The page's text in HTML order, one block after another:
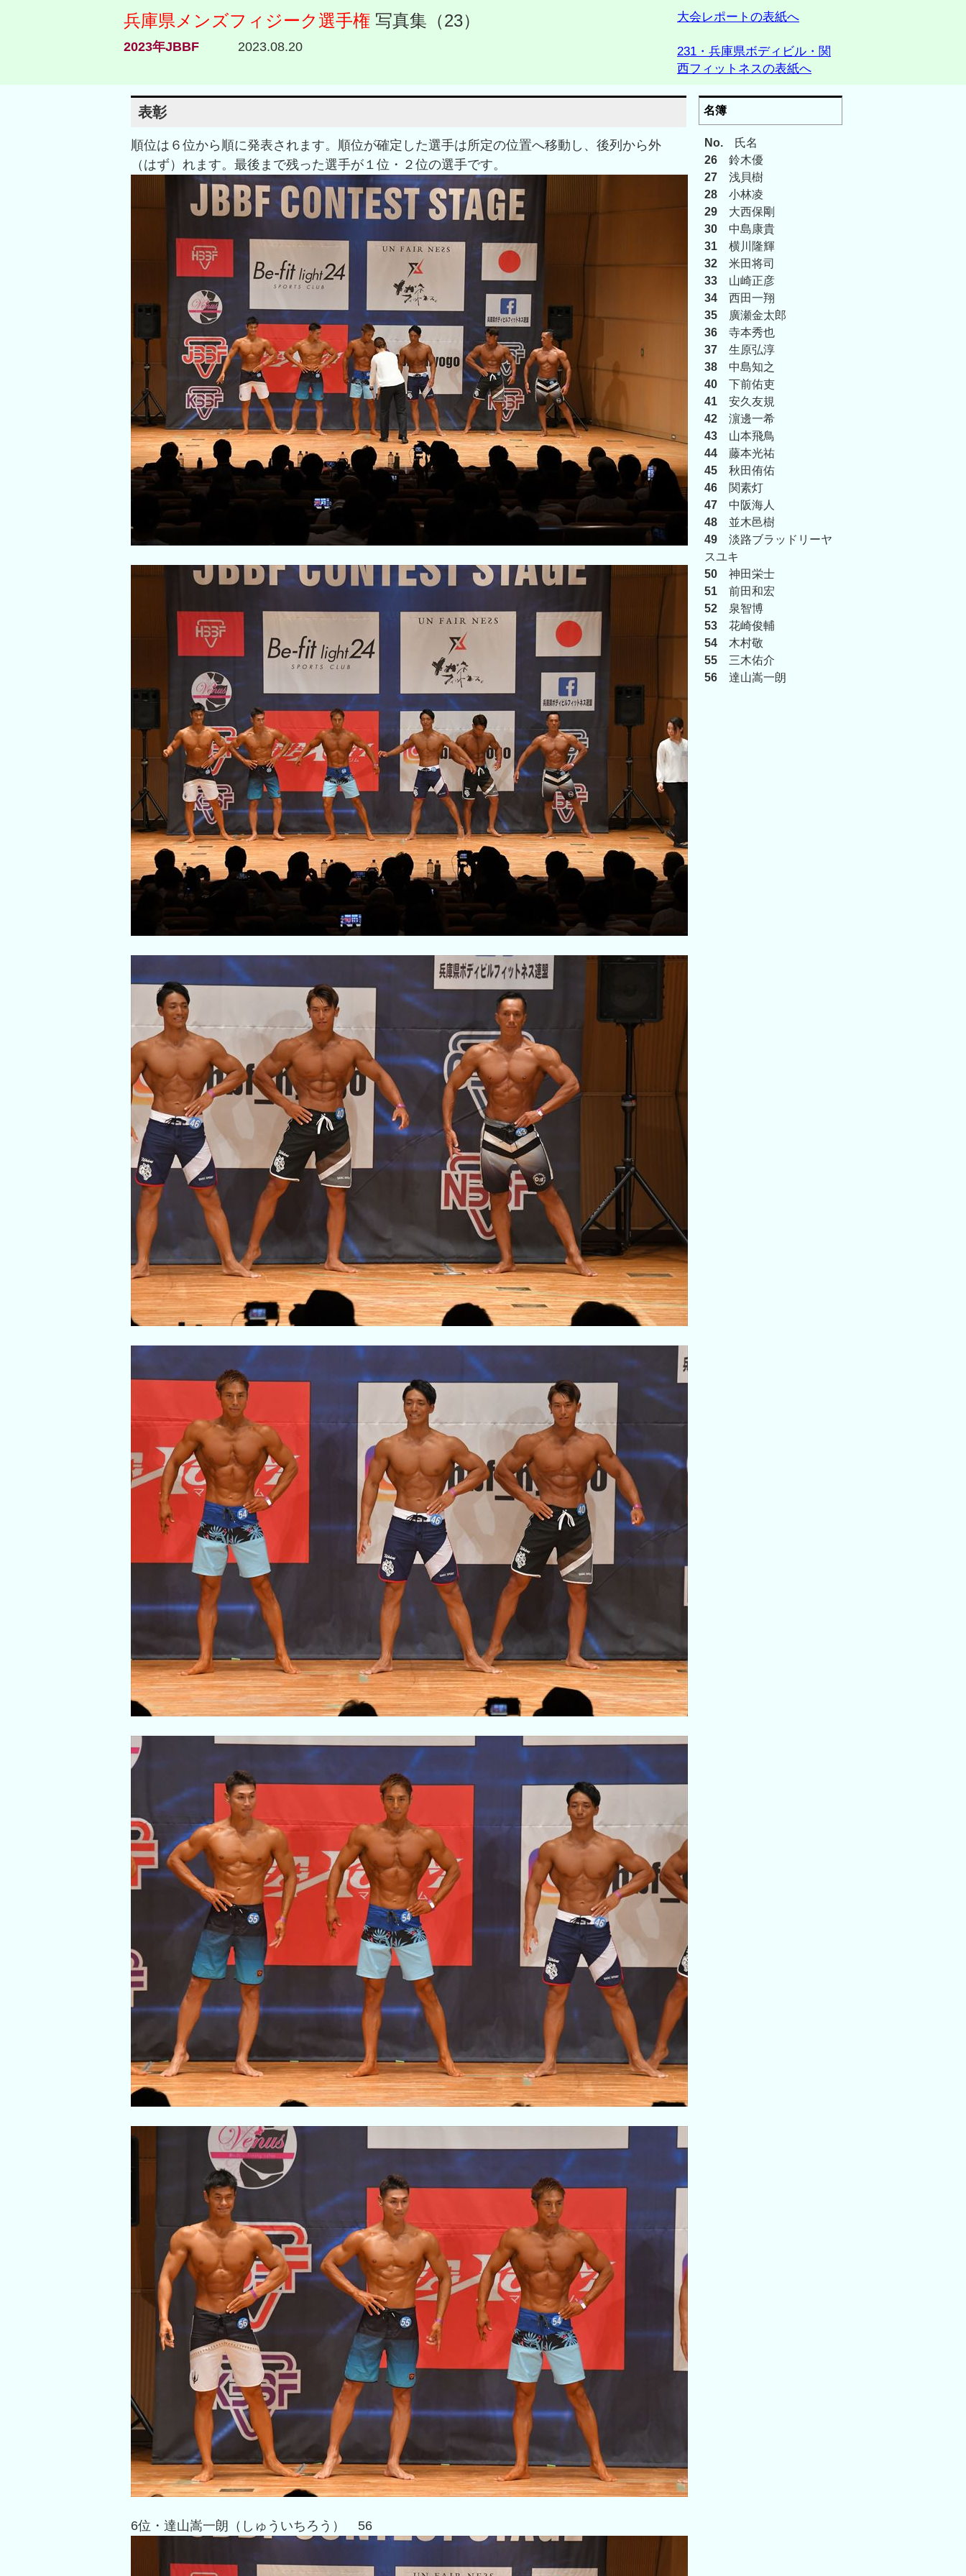
兵庫県メンズフィジーク選手権 写真集（23）
2023年JBBF 2023.08.20
大会レポートの表紙へ
231・兵庫県ボディビル・関
西フィットネスの表紙へ
表彰
順位は６位から順に発表されます。順位が確定した選手は所定の位置へ移動し、後列から外
（はず）れます。最後まで残った選手が１位・２位の選手です。
6位・達山嵩一朗（しゅういちろう） 56
名簿
No. 氏名
26 鈴木優
27 浅貝樹
28 小林凌
29 大西保剛
30 中島康貴
31 横川隆輝
32 米田将司
33 山崎正彦
34 西田一翔
35 廣瀬金太郎
36 寺本秀也
37 生原弘淳
38 中島知之
40 下前佑吏
41 安久友規
42 濵邊一希
43 山本飛鳥
44 藤本光祐
45 秋田侑佑
46 関素灯
47 中阪海人
48 並木邑樹
49 淡路ブラッドリーヤ
スユキ
50 神田栄士
51 前田和宏
52 泉智博
53 花崎俊輔
54 木村敬
55 三木佑介
56 達山嵩一朗